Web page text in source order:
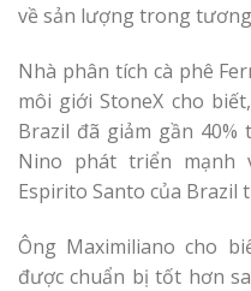
về sản lượng trong
Nhà phân tích cà phê
môi giới StoneX cho
Brazil đã giảm gần
Nino phát triển
Espirito Santo của Brazil
Ông Maximiliano cho
được chuẩn bị tốt hơn